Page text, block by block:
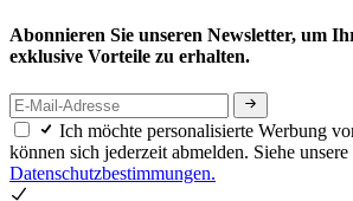
Abonnieren Sie unseren Newsletter, um
exklusive Vorteile zu erhalten.
Ich möchte personalisierte Werbung
können sich jederzeit abmelden. Siehe unsere
Datenschutzbestimmungen.